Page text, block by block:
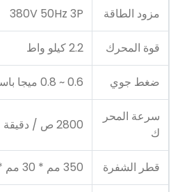
مزود الطاقة 380V 50Hz 3P
قوة المحرك 2.2 كيلو واط
ضغط جوي 0.6 ~ 0.8 ميجا باسكال
سرعة المحر
ك
2800 ص / دقيقة
قطر الشفرة 350 مم * 30 مم * 4.4 مم